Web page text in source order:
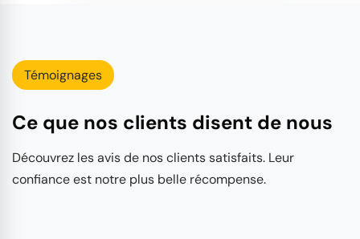
Témoignages
Ce que nos clients disent de nous
Découvrez les avis de nos clients satisfaits. Leur
confiance est notre plus belle récompense.